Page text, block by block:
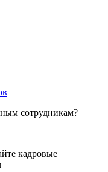
сотрудникам?
кадровые